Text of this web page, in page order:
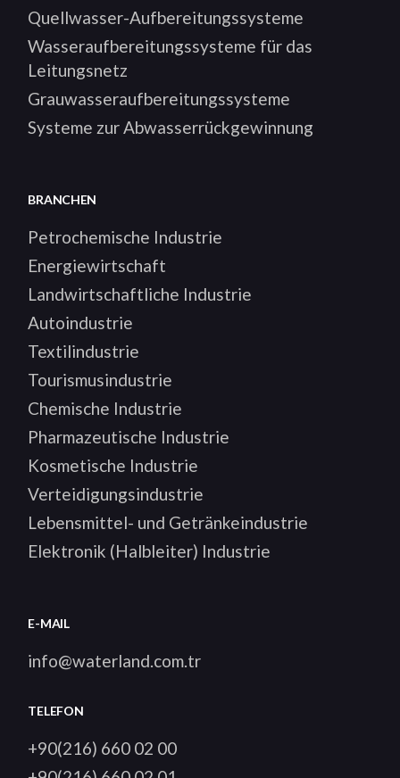
Quellwasser-Aufbereitungssysteme
Wasseraufbereitungssysteme für das
Leitungsnetz
Grauwasseraufbereitungssysteme
Systeme zur Abwasserrückgewinnung
BRANCHEN
Petrochemische Industrie
Energiewirtschaft
Landwirtschaftliche Industrie
Autoindustrie
Textilindustrie
Tourismusindustrie
Chemische Industrie
Pharmazeutische Industrie
Kosmetische Industrie
Verteidigungsindustrie
Lebensmittel- und Getränkeindustrie
Elektronik (Halbleiter) Industrie
E-MAIL
info@waterland.com.tr
TELEFON
+90(216) 660 02 00